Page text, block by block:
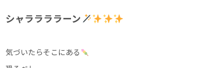
シャララララーン
気づいたらそこにある